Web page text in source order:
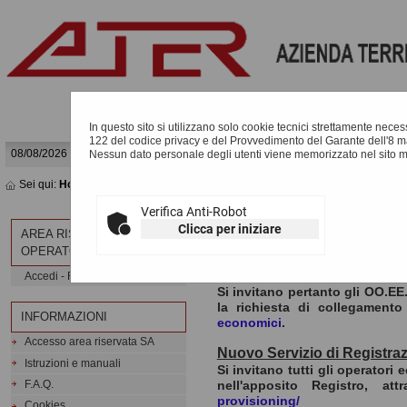
08/08/2026 21:34
Sei qui: Home
In questo sito si utilizzano solo cookie tecnici strettamente
122 del codice privacy e del Provvedimento del Garante dell'8
Nessun dato personale degli utenti viene memorizzato nel sito
Verifica Anti-Robot
Clicca per iniziare
Si invitano pertanto gli
la richiesta di
economici.
Nuovo Servizio di
Si invitano tutti gli operatori
nell'apposito Registro,
provisioning/
AREA RISERVATA
OPERATORE ECONOMICO
Accedi - Registrati
INFORMAZIONI
Accesso area riservata SA
Istruzioni e manuali
F.A.Q.